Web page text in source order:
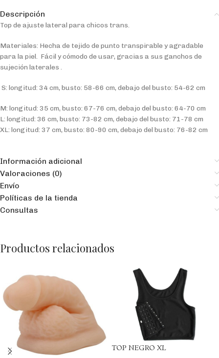
Descripción
Top de ajuste lateral para chicos trans.
Materiales: Hecha de tejido de punto transpirable y agradable
para la piel. Fácil y cómodo de usar, gracias a sus ganchos de
sujeción laterales .
S: longitud: 34 cm, busto: 58-66 cm, debajo del busto: 54-62 cm
M: longitud: 35 cm, busto: 67-76 cm, debajo del busto: 64-70 cm
L: longitud: 36 cm, busto: 73-82 cm, debajo del busto: 71-78 cm
XL: longitud: 37 cm, busto: 80-90 cm, debajo del busto: 76-82 cm
Información adicional
Valoraciones (0)
Envío
Políticas de la tienda
Consultas
Productos relacionados
TOP NEGRO XL